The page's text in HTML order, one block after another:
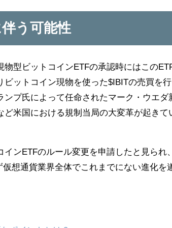
う可能性
型ビットコインETFの承認時にはこの
ットコイン現物を使った$IBITの売買を行
プ氏によって任命されたマーク・ウエダ
米国における規制当局の大変革が起きて
ンETFのルール変更を申請したと見られ、
想通貨業界全体でこれまでにない進化を